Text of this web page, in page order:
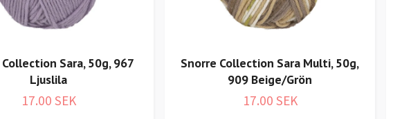
Sara, 50g, 967
Ljuslila
17.00 SEK
Snorre Collection Sara Multi, 50g,
909 Beige/Grön
17.00 SEK